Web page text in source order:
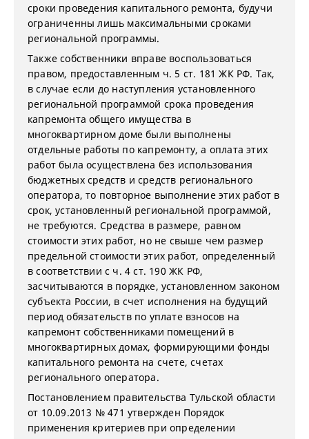
сроки проведения капитального ремонта, будучи
ограниченны лишь максимальными сроками
региональной программы.
Также собственники вправе воспользоваться
правом, предоставленным ч. 5 ст. 181 ЖК РФ. Так,
в случае если до наступления установленного
региональной программой срока проведения
капремонта общего имущества в
многоквартирном доме были выполнены
отдельные работы по капремонту, а оплата этих
работ была осуществлена без использования
бюджетных средств и средств регионального
оператора, то повторное выполнение этих работ в
срок, установленный региональной программой,
не требуются. Средства в размере, равном
стоимости этих работ, но не свыше чем размер
предельной стоимости этих работ, определенный
в соответствии с ч. 4 ст. 190 ЖК РФ,
засчитываются в порядке, установленном законом
субъекта России, в счет исполнения на будущий
период обязательств по уплате взносов на
капремонт собственниками помещений в
многоквартирных домах, формирующими фонды
капитального ремонта на счете, счетах
регионального оператора.
Постановлением правительства Тульской области
от 10.09.2013 № 471 утвержден Порядок
применения критериев при определении